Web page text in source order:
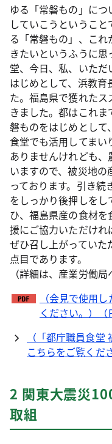
ゆる「常磐もの」に
していこうというこ
る「常磐もの」、こ
きたいというふうに
堂、今日、私、いた
はじめとして、浜教
た。福島県で獲れたス
きました。都はこれ
磐ものをはじめとして
食堂でも活用してまい
ありませんけれども
いますので、被災地
っております。引き続
をしっかり後押しを
ひ、福島県産の食材
援にご協力いただけれ
ぜひ召し上がっていた
点目であります。
（詳細は、産業労働
（会見で使用
ください。）（
（「都庁職員食堂
こちらをご覧くだ
2 関東大震災
取組